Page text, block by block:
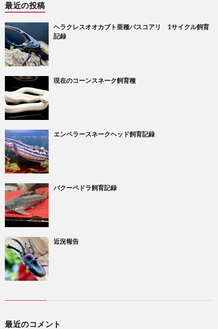
最近の投稿
ヘラクレスオオカブト亜種パスコアリ 1サイクル飼育
記録
現在のコーンスネーク飼育種
エンペラースネークヘッド飼育記録
バクーペドラ飼育記録
近況報告
最近のコメント